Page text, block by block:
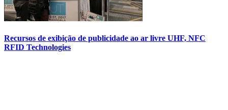
Recursos de exibição de publicidade ao ar livre UHF, NFC
RFID Technologies